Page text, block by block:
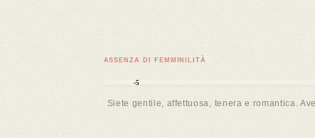
ASSENZA DI FEMMINILITÀ
-5
Siete gentile, affettuosa, tenera e romantica.